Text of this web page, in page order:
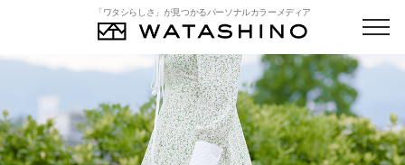
「ワタシらしさ」が見つかるパーソナルカラーメディア